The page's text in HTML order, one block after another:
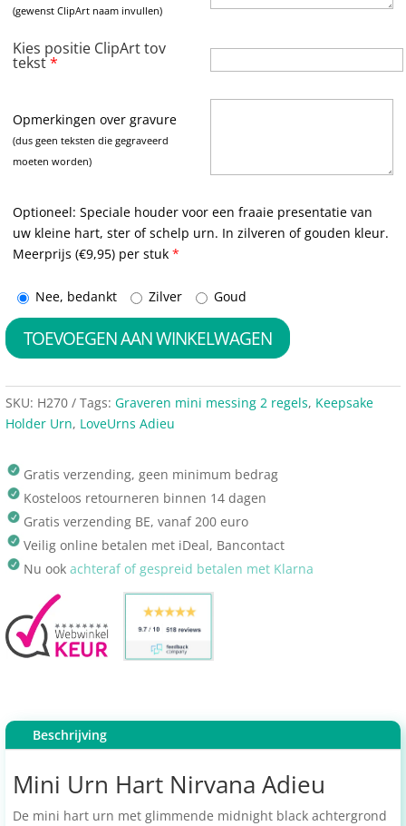
(gewenst ClipArt naam invullen)
Kies positie ClipArt tov
tekst*
Opmerkingen over gravure
(dus geen teksten die gegraveerd
moeten worden)
Optioneel: Speciale houder voor een fraaie presentatie van
uw kleine hart, ster of schelp urn. In zilveren of gouden kleur.
Meerprijs (€9,95) per stuk*
Nee, bedankt Zilver Goud
TOEVOEGEN AAN WINKELWAGEN
SKU: H270 Tags: Graveren mini messing 2 regels, Keepsake
Holder Urn, LoveUrns Adieu
Gratis verzending, geen minimum bedrag
Kosteloos retourneren binnen 14 dagen
Gratis verzending BE, vanaf 200 euro
Veilig online betalen met iDeal, Bancontact
Nu ook achteraf of gespreid betalen met Klarna
Beschrijving
Mini Urn Hart Nirvana Adieu
De mini hart urn met glimmende midnight black achtergrond